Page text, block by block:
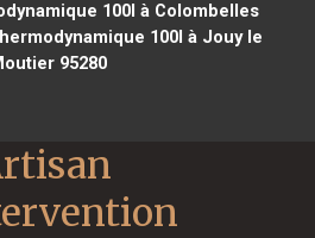
100l à Colombelles
100l à Jouy le
95280